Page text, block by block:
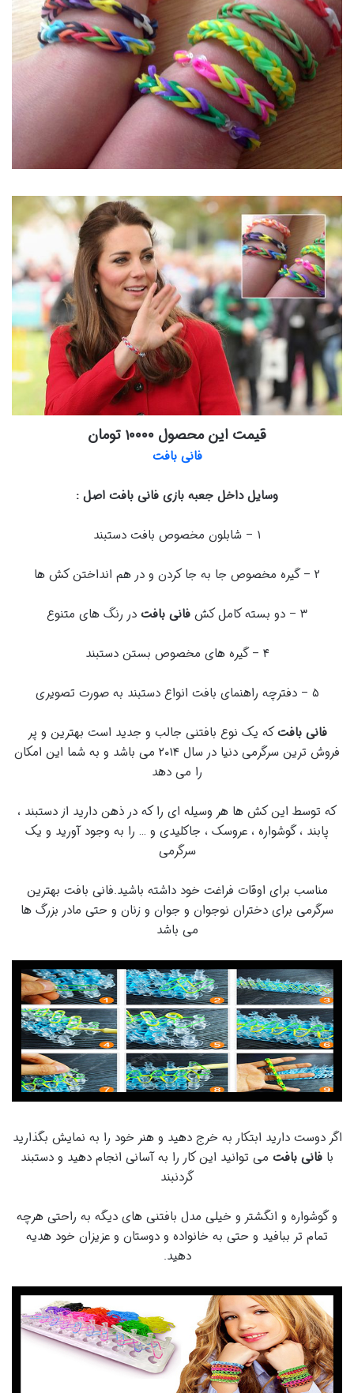
قیمت این محصول ۱۰۰۰۰ تومان
فانی بافت
وسایل داخل جعبه بازی فانی بافت اصل :
۱ – شابلون مخصوص بافت دستبند
۲ – گیره مخصوص جا به جا کردن و در هم انداختن کش ها
۳ – دو بسته کامل کش فانی بافت در رنگ های متنوع
۴ – گیره های مخصوص بستن دستبند
۵ – دفترچه راهنمای بافت انواع دستبند به صورت تصویری
فانی بافتکه یک نوع بافتنی جالب و جدید است بهترین و پر
فروش ترین سرگرمی دنیا در سال ۲۰۱۴ می باشد و به شما این امکان
را می دهد
که توسط این کش ها هر وسیله ای را که در ذهن دارید از دستبند ،
پابند ، گوشواره ، عروسک ، جاکلیدی و … را به وجود آورید و یک
سرگرمی
مناسب برای اوقات فراغت خود داشته باشید.فانی بافت بهترین
سرگرمی برای دختران نوجوان و جوان و زنان و حتی مادر بزرگ ها
می باشد
اگر دوست دارید ابتکار به خرج دهید و هنر خود را به نمایش بگذارید
با فانی بافت می توانید این کار را به آسانی انجام دهید و دستبند
گردنبند
و گوشواره و انگشتر و خیلی مدل بافتنی های دیگه به راحتی هرچه
تمام تر ببافید و حتی به خانواده و دوستان و عزیزان خود هدیه
دهید.